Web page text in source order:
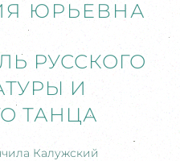
ЮРЬЕВНА
РУССКОГО
И
ТАНЦА
Калужский